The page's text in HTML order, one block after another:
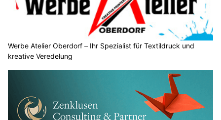
Werbe Atelier Oberdorf – Ihr Spezialist für Textildruck und
kreative Veredelung